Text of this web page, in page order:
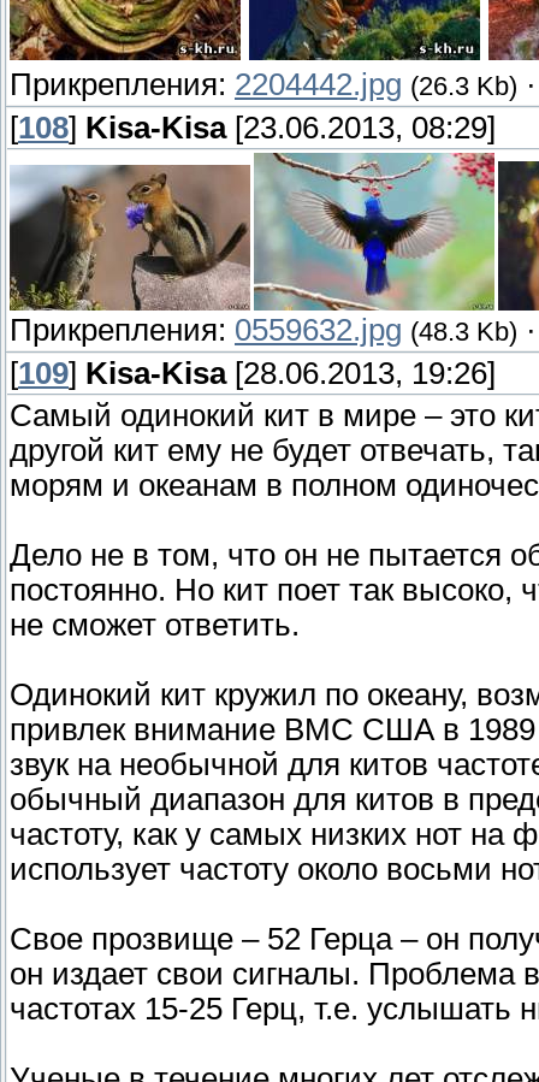
Прикрепления: 2204442.jpg (26.3 Kb)
[108] Kisa-Kisa[23.06.2013, 08:29]
Прикрепления: 0559632.jpg (48.3 Kb)
[109] Kisa-Kisa[28.06.2013, 19:26]
Самый одинокий кит в мире – это
другой кит ему не будет отвечать,
морям и океанам в полном
Дело не в том, что он не пытается
постоянно. Но кит поет так высоко,
не сможет ответить.
Одинокий кит кружил по океану,
привлек внимание ВМС США в 1989
звук на необычной для китов
обычный диапазон для китов в
частоту, как у самых низких нот на
использует частоту около восьми
Свое прозвище – 52 Герца – он
он издает свои сигналы. Проблема
частотах 15-25 Герц, т.е. услышать